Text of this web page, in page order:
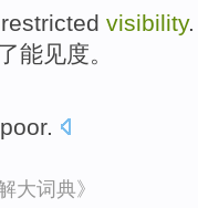
restricted visibility.
能见度。
poor.
大词典》